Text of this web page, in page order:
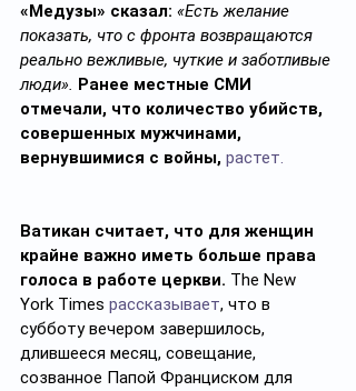
«Медузы» сказал: «Есть желание
показать, что с фронта возвращаются
реально вежливые, чуткие и заботливые
люди». Ранее местные СМИ
отмечали, что количество убийств,
совершенных мужчинами,
вернувшимися с войны, растет.
Ватикан считает, что для женщин
крайне важно иметь больше права
голоса в работе церкви. The New
York Times рассказывает, что в
субботу вечером завершилось,
длившееся месяц, совещание,
созванное Папой Франциском для